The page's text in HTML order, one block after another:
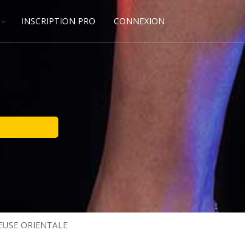
INSCRIPTION PRO CONNEXION
ORIENTALE